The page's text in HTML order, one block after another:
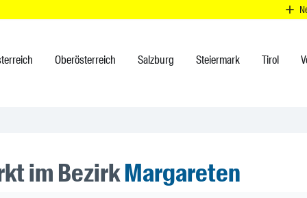
Oberösterreich Salzburg Steiermark Tirol
im BezirkMargareten